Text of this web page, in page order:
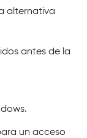
alternativa
antes de la
un acceso